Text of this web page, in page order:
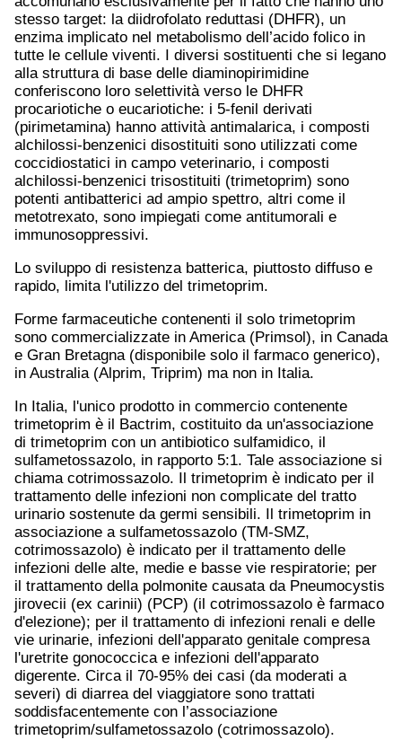
stesso target: la diidrofolato reduttasi (DHFR), un
enzima implicato nel metabolismo dell’acido folico in
tutte le cellule viventi. I diversi sostituenti che si legano
alla struttura di base delle diaminopirimidine
conferiscono loro selettività verso le DHFR
procariotiche o eucariotiche: i 5-fenil derivati
(pirimetamina) hanno attività antimalarica, i composti
alchilossi-benzenici disostituiti sono utilizzati come
coccidiostatici in campo veterinario, i composti
alchilossi-benzenici trisostituiti (trimetoprim) sono
potenti antibatterici ad ampio spettro, altri come il
metotrexato, sono impiegati come antitumorali e
immunosoppressivi.
Lo sviluppo di resistenza batterica, piuttosto diffuso e
rapido, limita l'utilizzo del trimetoprim.
Forme farmaceutiche contenenti il solo trimetoprim
sono commercializzate in America (Primsol), in Canada
e Gran Bretagna (disponibile solo il farmaco generico),
in Australia (Alprim, Triprim) ma non in Italia.
In Italia, l'unico prodotto in commercio contenente
trimetoprim è il Bactrim, costituito da un'associazione
di trimetoprim con un antibiotico sulfamidico, il
sulfametossazolo, in rapporto 5:1. Tale associazione si
chiama cotrimossazolo. Il trimetoprim è indicato per il
trattamento delle infezioni non complicate del tratto
urinario sostenute da germi sensibili. Il trimetoprim in
associazione a sulfametossazolo (TM-SMZ,
cotrimossazolo) è indicato per il trattamento delle
infezioni delle alte, medie e basse vie respiratorie; per
il trattamento della polmonite causata da Pneumocystis
jirovecii (ex carinii) (PCP) (il cotrimossazolo è farmaco
d'elezione); per il trattamento di infezioni renali e delle
vie urinarie, infezioni dell'apparato genitale compresa
l'uretrite gonococcica e infezioni dell'apparato
digerente. Circa il 70-95% dei casi (da moderati a
severi) di diarrea del viaggiatore sono trattati
soddisfacentemente con l’associazione
trimetoprim/sulfametossazolo (cotrimossazolo).